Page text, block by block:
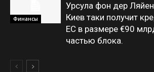
Финансы
Урсула фон дер
Киев таки получит
ЕС в размере €90
частью блока.